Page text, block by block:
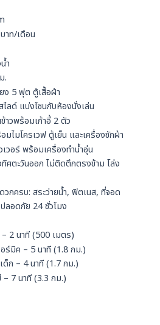
าท/เดือน
ำ
.
ง 5 ฟุต ตู้เสื้อผ้า
ไลด์ แบ่งโซนกับห้องนั่งเล่น
าวพร้อมเก้าอี้ 2 ตัว
มไมโครเวฟ ตู้เย็น และเครื่องซักผ้า
วอร์ พร้อมเครื่องทำน้ำอุ่น
ศตะวันออก ไม่ติดตึกตรงข้าม โล่ง
วกครบ: สระว่ายน้ำ, ฟิตเนส, ที่จอด
ลอดภัย 24 ชั่วโมง
– 2 นาที (500 เมตร)
ร์มิค – 5 นาที (1.8 กม.)
ด็ก – 4 นาที (1.7 กม.)
– 7 นาที (3.3 กม.)